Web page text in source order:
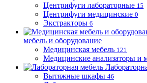
Центрифуги лабораторные 15
Центрифуги медицинские 0
Экстракторы 6
мебель и оборудование
Медицинская мебель 121
Медицинские анализаторы и
Вытяжные шкафы 46